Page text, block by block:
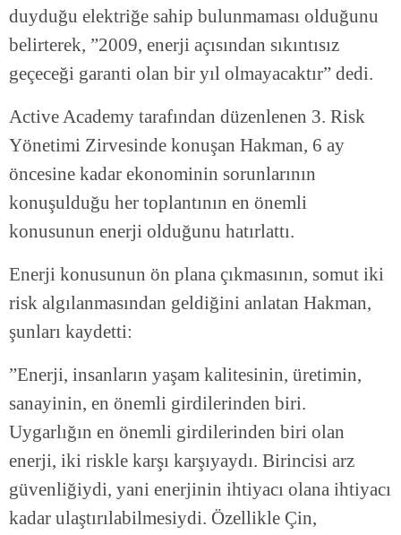
duyduğu elektriğe sahip bulunmaması olduğunu
belirterek, ”2009, enerji açısından sıkıntısız
geçeceği garanti olan bir yıl olmayacaktır” dedi.
Active Academy tarafından düzenlenen 3. Risk
Yönetimi Zirvesinde konuşan Hakman, 6 ay
öncesine kadar ekonominin sorunlarının
konuşulduğu her toplantının en önemli
konusunun enerji olduğunu hatırlattı.
Enerji konusunun ön plana çıkmasının, somut iki
risk algılanmasından geldiğini anlatan Hakman,
şunları kaydetti:
”Enerji, insanların yaşam kalitesinin, üretimin,
sanayinin, en önemli girdilerinden biri.
Uygarlığın en önemli girdilerinden biri olan
enerji, iki riskle karşı karşıyaydı. Birincisi arz
güvenliğiydi, yani enerjinin ihtiyacı olana ihtiyacı
kadar ulaştırılabilmesiydi. Özellikle Çin,